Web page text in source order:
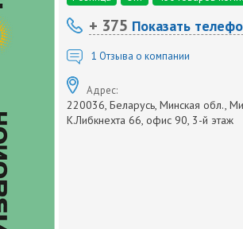
+ 375 Показать
1 Отзыва о компании
Адрес:
220036, Беларусь, Минская обл.,
К.Либкнехта 66, офис 90, 3-й этаж